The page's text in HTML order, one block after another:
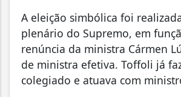
A eleição simbólica foi
plenário do Supremo, em
renúncia da ministra Cármen
de ministra efetiva. Toffoli já
colegiado e atuava com